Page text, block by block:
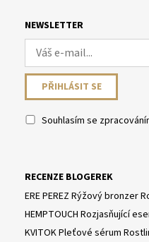
NEWSLETTER
Souhlasím se
RECENZE BLOGEREK
ERE PEREZ Rýžový bronzer
HEMPTOUCH Rozjasňující
KVITOK Pleťové sérum